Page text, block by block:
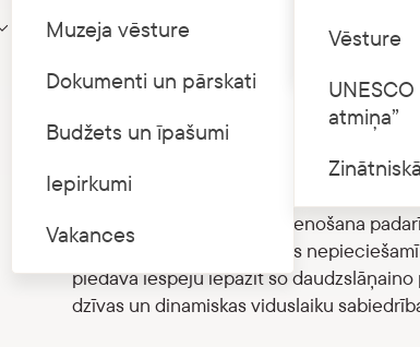
Cenrādis
Vēsture
UNESCO
atmiņa”
Muzeja vēsture
Dokumenti un pārskati
Budžets un īpašumi
Iepirkumi
Vakances
Parādīt apakšizvēlni3. jūlijā interesenti aicināt izzināt jauno
Viduslaiku pilis bija nozīmīgi varas un
kontrolēti resursi un nodrošināta
politiski –, nereti kļūstot par vietējās
norisinājās ikdienas darbi, tika gatavots
darbojās amatnieki, uzturējās karavīri un
daudzveidīgo funkciju savienošana
atspoguļojās gan praktiskās
piedāvā iespēju iepazīt šo
dzīvas un dinamiskas viduslaiku